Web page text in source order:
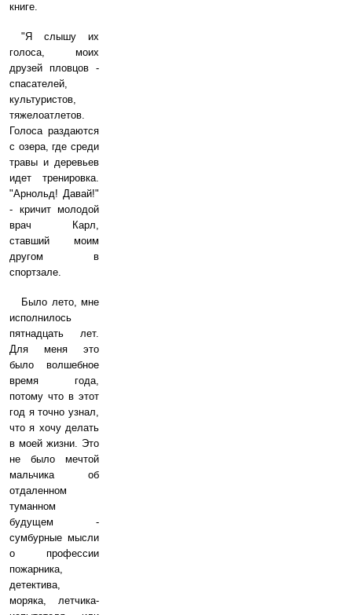
книге.
"Я слышу их
голоса, моих
друзей пловцов -
спасателей,
культуристов,
тяжелоатлетов.
Голоса раздаются
с озера, где среди
травы и деревьев
идет тренировка.
"Арнольд! Давай!"
- кричит молодой
врач Карл,
ставший моим
другом в
спортзале.
Было лето, мне
исполнилось
пятнадцать лет.
Для меня это
было волшебное
время года,
потому что в этот
год я точно узнал,
что я хочу делать
в моей жизни. Это
не было мечтой
мальчика об
отдаленном
туманном
будущем -
сумбурные мысли
о профессии
пожарника,
детектива,
моряка, летчика-